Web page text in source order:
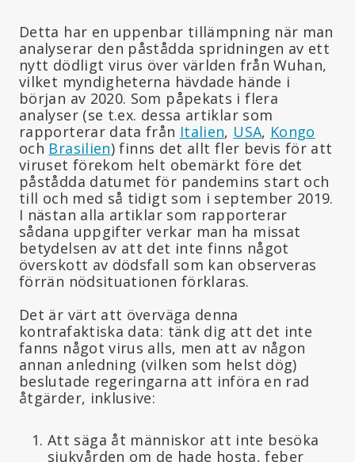
Detta har en uppenbar tillämpning när man
analyserar den påstådda spridningen av ett
nytt dödligt virus över världen från Wuhan,
vilket myndigheterna hävdade hände i
början av 2020. Som påpekats i flera
analyser (se t.ex. dessa artiklar som
rapporterar data från Italien, USA, Kongo
och Brasilien) finns det allt fler bevis för att
viruset förekom helt obemärkt före det
påstådda datumet för pandemins start och
till och med så tidigt som i september 2019.
I nästan alla artiklar som rapporterar
sådana uppgifter verkar man ha missat
betydelsen av att det inte finns något
överskott av dödsfall som kan observeras
förrän nödsituationen förklaras.
Det är värt att överväga denna
kontrafaktiska data: tänk dig att det inte
fanns något virus alls, men att av någon
annan anledning (vilken som helst dög)
beslutade regeringarna att införa en rad
åtgärder, inklusive:
Att säga åt människor att inte besöka
sjukvården om de hade hosta, feber